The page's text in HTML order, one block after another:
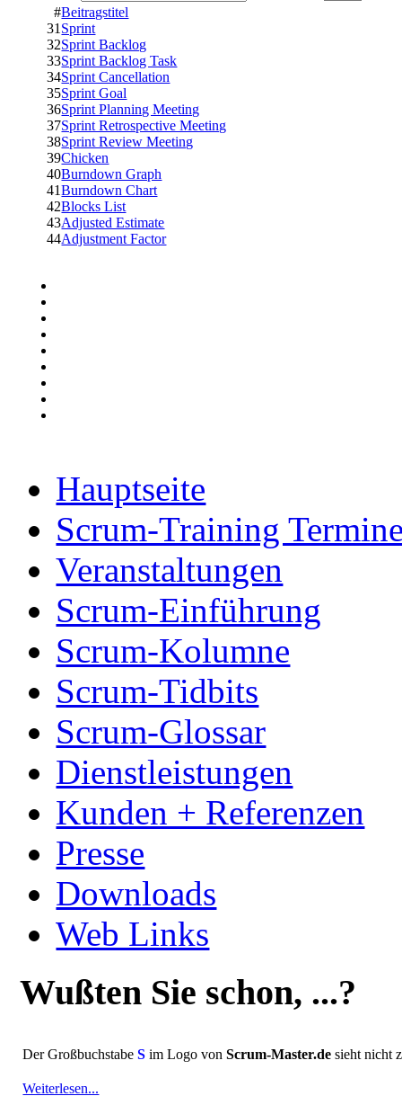
#Beitragstitel
31 Sprint
32Sprint Backlog
33Sprint Backlog Task
34Sprint Cancellation
35Sprint Goal
36Sprint Planning Meeting
37Sprint Retrospective Meeting
38Sprint Review Meeting
39Chicken
40Burndown Graph
41Burndown Chart
42Blocks List
43Adjusted Estimate
44Adjustment Factor
Hauptseite
Scrum-Training
Veranstaltungen
Scrum-Einführung
Scrum-Kolumne
Scrum-Tidbits
Scrum-Glossar
Dienstleistungen
Kunden + Referenzen
Presse
Downloads
Web Links
Wußten Sie schon, ...?
Der GroßbuchstabeS im Logo vonScrum-Master.de sieht nicht
Weiterlesen...